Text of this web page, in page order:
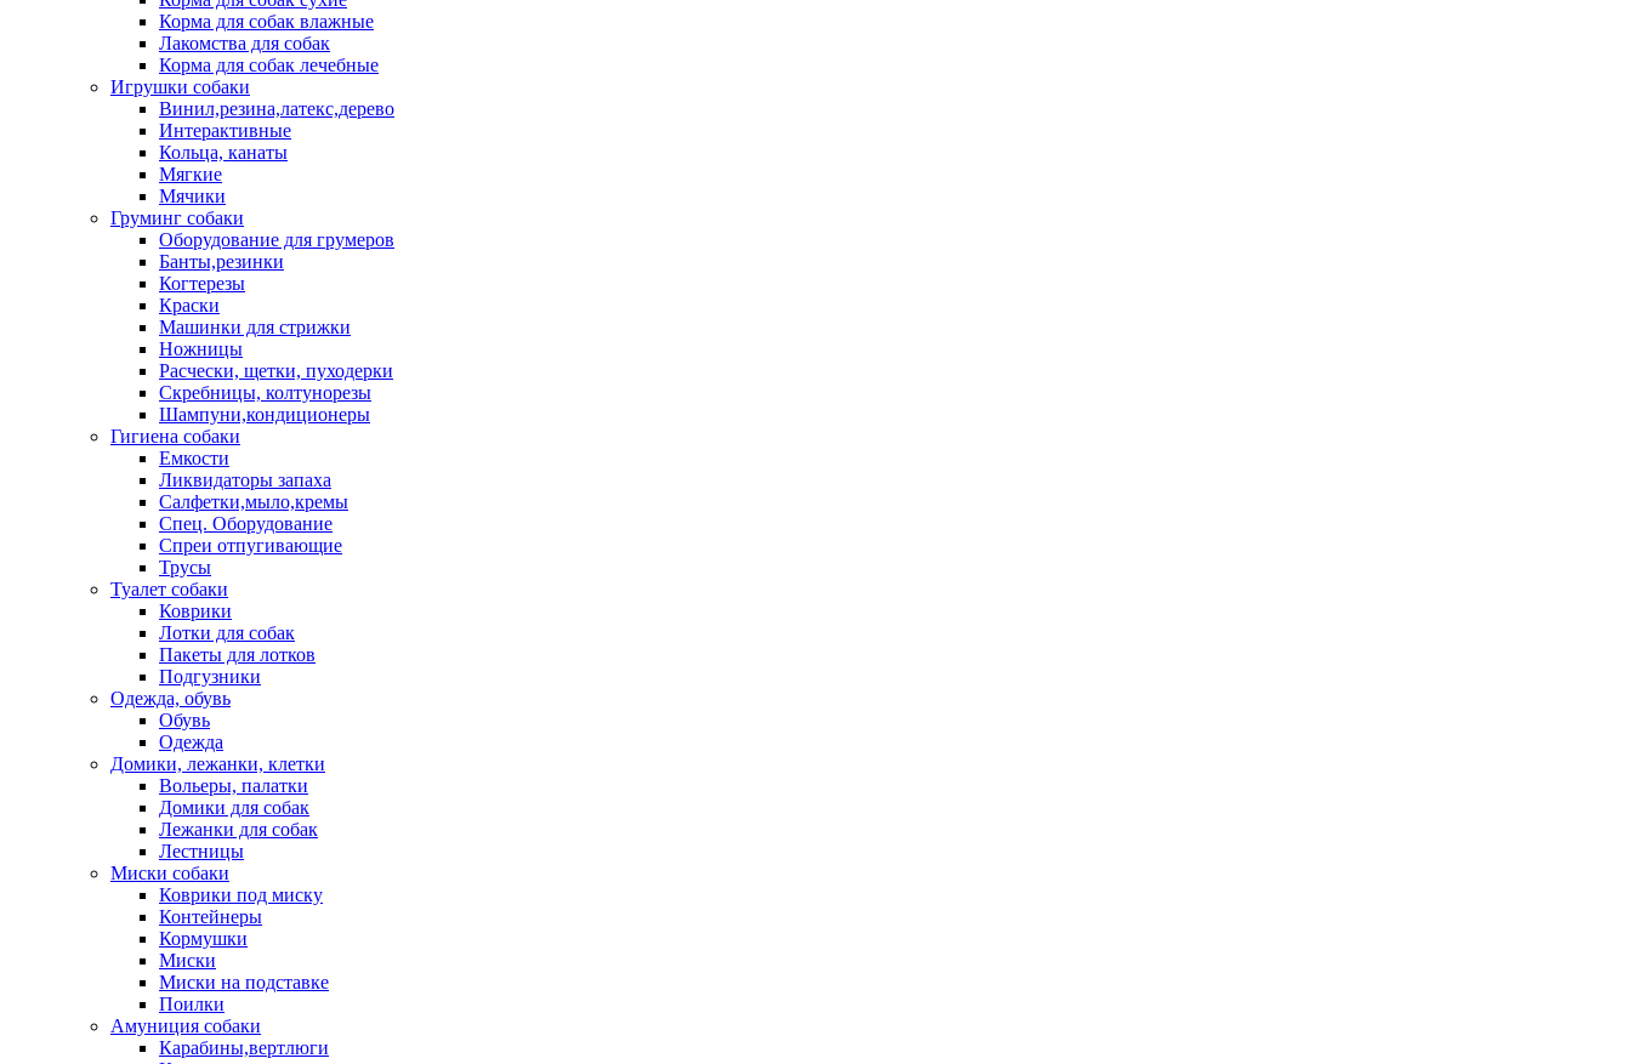
Корма для собак влажные
Лакомства для собак
Корма для собак лечебные
Игрушки собаки
Винил,резина,латекс,дерево
Интерактивные
Кольца, канаты
Мягкие
Мячики
Груминг собаки
Оборудование для грумеров
Банты,резинки
Когтерезы
Краски
Машинки для стрижки
Ножницы
Расчески, щетки, пуходерки
Скребницы, колтунорезы
Шампуни,кондиционеры
Гигиена собаки
Емкости
Ликвидаторы запаха
Салфетки,мыло,кремы
Спец. Оборудование
Спреи отпугивающие
Трусы
Туалет собаки
Коврики
Лотки для собак
Пакеты для лотков
Подгузники
Одежда, обувь
Обувь
Одежда
Домики, лежанки, клетки
Вольеры, палатки
Домики для собак
Лежанки для собак
Лестницы
Миски собаки
Коврики под миску
Контейнеры
Кормушки
Миски
Миски на подставке
Поилки
Амуниция собаки
Карабины,вертлюги